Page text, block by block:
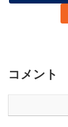
コメント